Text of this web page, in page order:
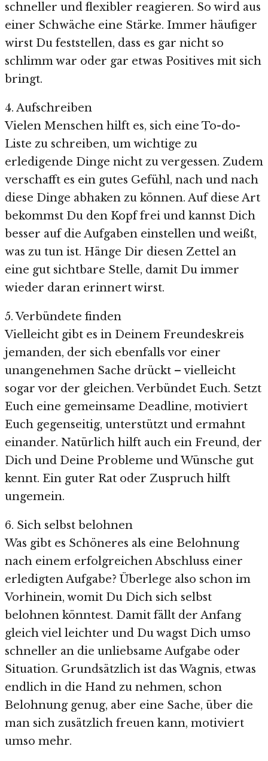
schneller und flexibler reagieren. So wird aus
einer Schwäche eine Stärke. Immer häufiger
wirst Du feststellen, dass es gar nicht so
schlimm war oder gar etwas Positives mit sich
bringt.
4. Aufschreiben
Vielen Menschen hilft es, sich eine To-do-
Liste zu schreiben, um wichtige zu
erledigende Dinge nicht zu vergessen. Zudem
verschafft es ein gutes Gefühl, nach und nach
diese Dinge abhaken zu können. Auf diese Art
bekommst Du den Kopf frei und kannst Dich
besser auf die Aufgaben einstellen und weißt,
was zu tun ist. Hänge Dir diesen Zettel an
eine gut sichtbare Stelle, damit Du immer
wieder daran erinnert wirst.
5. Verbündete finden
Vielleicht gibt es in Deinem Freundeskreis
jemanden, der sich ebenfalls vor einer
unangenehmen Sache drückt – vielleicht
sogar vor der gleichen. Verbündet Euch. Setzt
Euch eine gemeinsame Deadline, motiviert
Euch gegenseitig, unterstützt und ermahnt
einander. Natürlich hilft auch ein Freund, der
Dich und Deine Probleme und Wünsche gut
kennt. Ein guter Rat oder Zuspruch hilft
ungemein.
6. Sich selbst belohnen
Was gibt es Schöneres als eine Belohnung
nach einem erfolgreichen Abschluss einer
erledigten Aufgabe? Überlege also schon im
Vorhinein, womit Du Dich sich selbst
belohnen könntest. Damit fällt der Anfang
gleich viel leichter und Du wagst Dich umso
schneller an die unliebsame Aufgabe oder
Situation. Grundsätzlich ist das Wagnis, etwas
endlich in die Hand zu nehmen, schon
Belohnung genug, aber eine Sache, über die
man sich zusätzlich freuen kann, motiviert
umso mehr.